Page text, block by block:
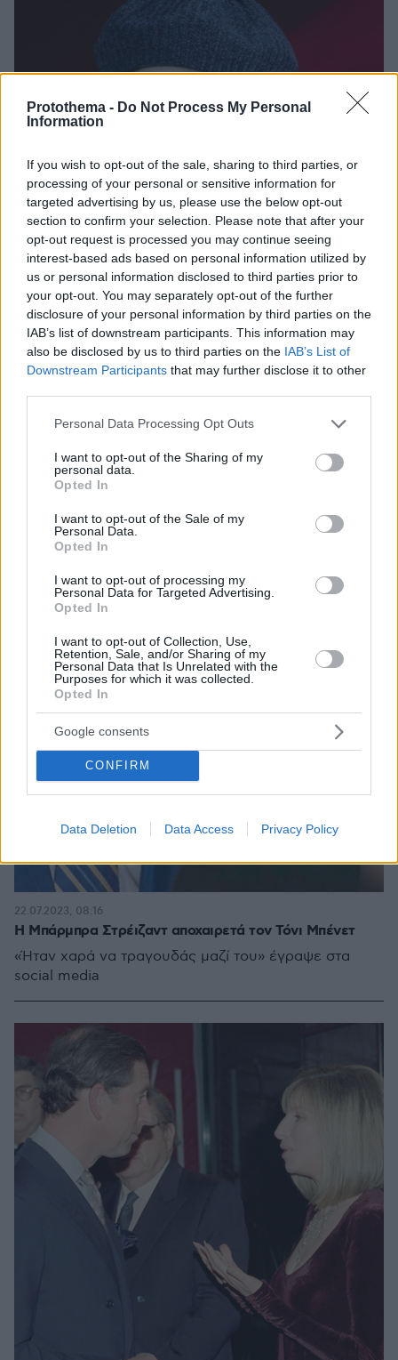
Protothema - Do Not Process My Personal
Information
If you wish to opt-out of the sale, sharing to third parties, or
processing of your personal or sensitive information for
targeted advertising by us, please use the below opt-out
section to confirm your selection. Please note that after your
opt-out request is processed you may continue seeing
interest-based ads based on personal information utilized by
us or personal information disclosed to third parties prior to
your opt-out. You may separately opt-out of the further
disclosure of your personal information by third parties on the
IAB’s list of downstream participants. This information may
also be disclosed by us to third parties on the IAB’s List of
Downstream Participants that may further disclose it to other
Please note that this website/app uses one or more Google
not limited to your visit or usage behaviour. You may click to
grant or deny consent to Google and its third-party tags to
use your data for below specified purposes in below Google
consent section.
Personal Data Processing Opt Outs
I want to opt-out of the Sharing of my
personal data.
Opted In
I want to opt-out of the Sale of my
Personal Data.
Opted In
I want to opt-out of processing my
Personal Data for Targeted Advertising.
Opted In
I want to opt-out of Collection, Use,
Retention, Sale, and/or Sharing of my
Personal Data that Is Unrelated with the
Purposes for which it was collected.
Opted In
Google consents
CONFIRM
Data Deletion Data Access Privacy Policy
Μπάρμπρα Στρέιζαντ: Δεν υπάρχουν λόγια για να
Ισραήλ
Θλίβομαι για όλες τις μητέρες και τους πατέρες που
έχασαν τα παιδιά τους, έγραψε σε ανάρτησή της
11.10.2023, 16:46 3
Η Μπάρμπρα Στρέιζαντ αποχαιρετά τον Τόνι Μπένετ
«Ήταν χαρά να τραγουδάς μαζί του» έγραψε στα
social media
22.07.2023, 08:16